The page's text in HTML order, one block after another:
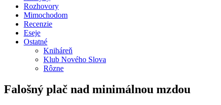
Rozhovory
Mimochodom
Recenzie
Eseje
Ostatné
Kniháreň
Klub Nového Slova
Rôzne
Falošný plač nad minimálnou mzdou